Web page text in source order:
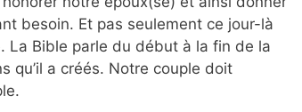
besoin. Et pas seulement ce jour-là
La Bible parle du début à la fin de la
qu’il a créés. Notre couple doit